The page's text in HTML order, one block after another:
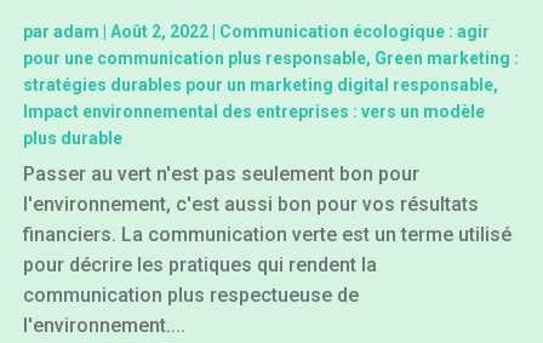
par adam Août 2, 2022
Communication écologique : agir
pour une communication plus responsable, Green marketing :
stratégies durables pour un marketing digital responsable,
Impact environnemental des entreprises : vers un modèle
plus durable
Passer au vert n'est pas seulement bon pour
l'environnement, c'est aussi bon pour vos résultats
financiers. La communication verte est un terme utilisé
pour décrire les pratiques qui rendent la
communication plus respectueuse de
l'environnement....